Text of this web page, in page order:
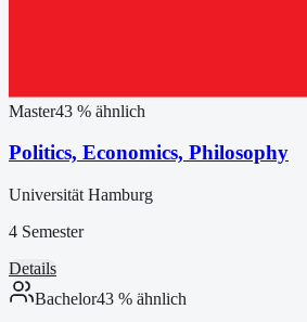
Master43 % ähnlich
Politics, Economics, Philosophy
Universität Hamburg
4 Semester
Details
Bachelor43 % ähnlich